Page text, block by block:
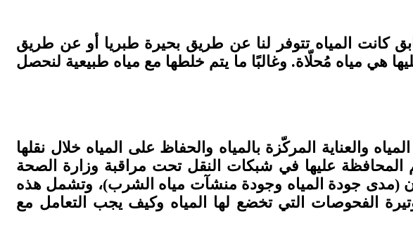
كانت المياه تتوفر لنا عن طريق بحيرة طبريا أو عن طريق
60%-70% من المياه التي نحصل عليها هي مياه مُحلّاة. وغالبًا ما يتم خلطها مع مياه طبيعية لنحصل
والعناية المركّزة بالمياه والحفاظ على المياه خلال نقلها
عليها في شبكات النقل تحت مراقبة وزارة الصحة
(مدى جودة المياه وجودة منشآت مياه الشرب)، وتشمل هذه
الفحوصات التي تخضع لها المياه وكيف يجب التعامل مع